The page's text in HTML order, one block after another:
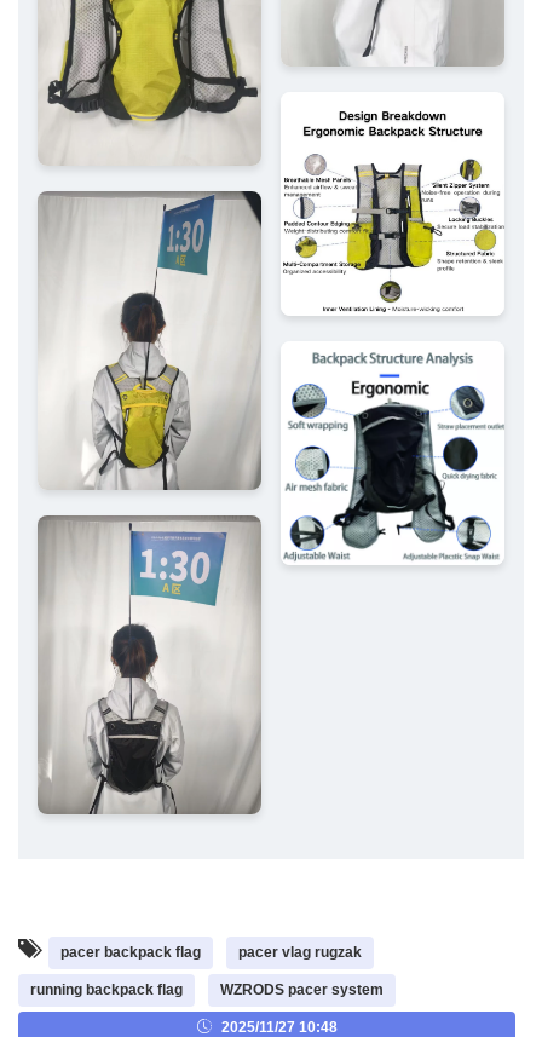
pacer backpack flag pacer vlag rugzak
running backpack flag WZRODS pacer system
2025/11/27 10:48